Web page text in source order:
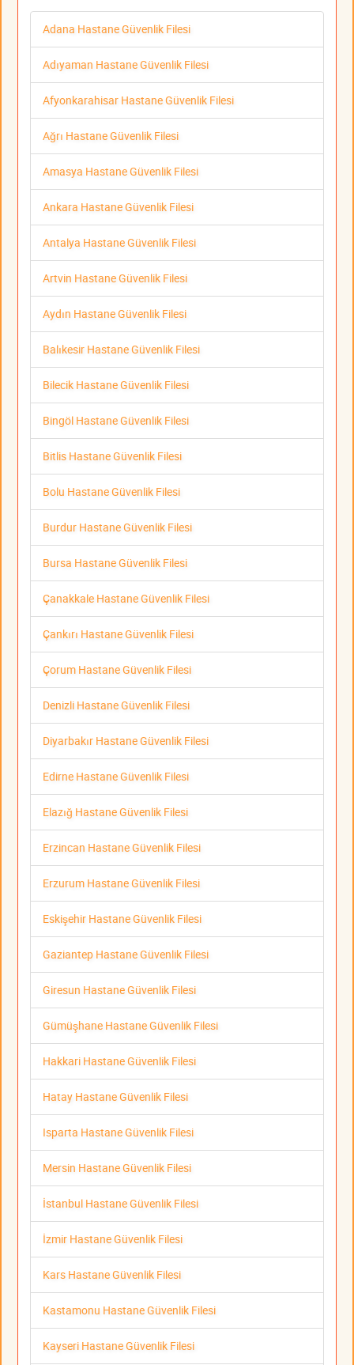
Adana Hastane Güvenlik Filesi
Adıyaman Hastane Güvenlik Filesi
Afyonkarahisar Hastane Güvenlik Filesi
Ağrı Hastane Güvenlik Filesi
Amasya Hastane Güvenlik Filesi
Ankara Hastane Güvenlik Filesi
Antalya Hastane Güvenlik Filesi
Artvin Hastane Güvenlik Filesi
Aydın Hastane Güvenlik Filesi
Balıkesir Hastane Güvenlik Filesi
Bilecik Hastane Güvenlik Filesi
Bingöl Hastane Güvenlik Filesi
Bitlis Hastane Güvenlik Filesi
Bolu Hastane Güvenlik Filesi
Burdur Hastane Güvenlik Filesi
Bursa Hastane Güvenlik Filesi
Çanakkale Hastane Güvenlik Filesi
Çankırı Hastane Güvenlik Filesi
Çorum Hastane Güvenlik Filesi
Denizli Hastane Güvenlik Filesi
Diyarbakır Hastane Güvenlik Filesi
Edirne Hastane Güvenlik Filesi
Elazığ Hastane Güvenlik Filesi
Erzincan Hastane Güvenlik Filesi
Erzurum Hastane Güvenlik Filesi
Eskişehir Hastane Güvenlik Filesi
Gaziantep Hastane Güvenlik Filesi
Giresun Hastane Güvenlik Filesi
Gümüşhane Hastane Güvenlik Filesi
Hakkari Hastane Güvenlik Filesi
Hatay Hastane Güvenlik Filesi
Isparta Hastane Güvenlik Filesi
Mersin Hastane Güvenlik Filesi
İstanbul Hastane Güvenlik Filesi
İzmir Hastane Güvenlik Filesi
Kars Hastane Güvenlik Filesi
Kastamonu Hastane Güvenlik Filesi
Kayseri Hastane Güvenlik Filesi